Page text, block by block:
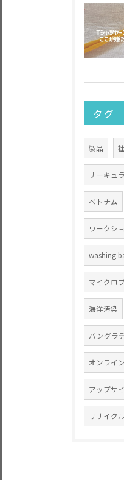
タグ
製品
サーキュ
ベトナム
ワークシ
washing
マイクロ
海洋汚染
バングラ
オンライン
アップサ
リサイクル